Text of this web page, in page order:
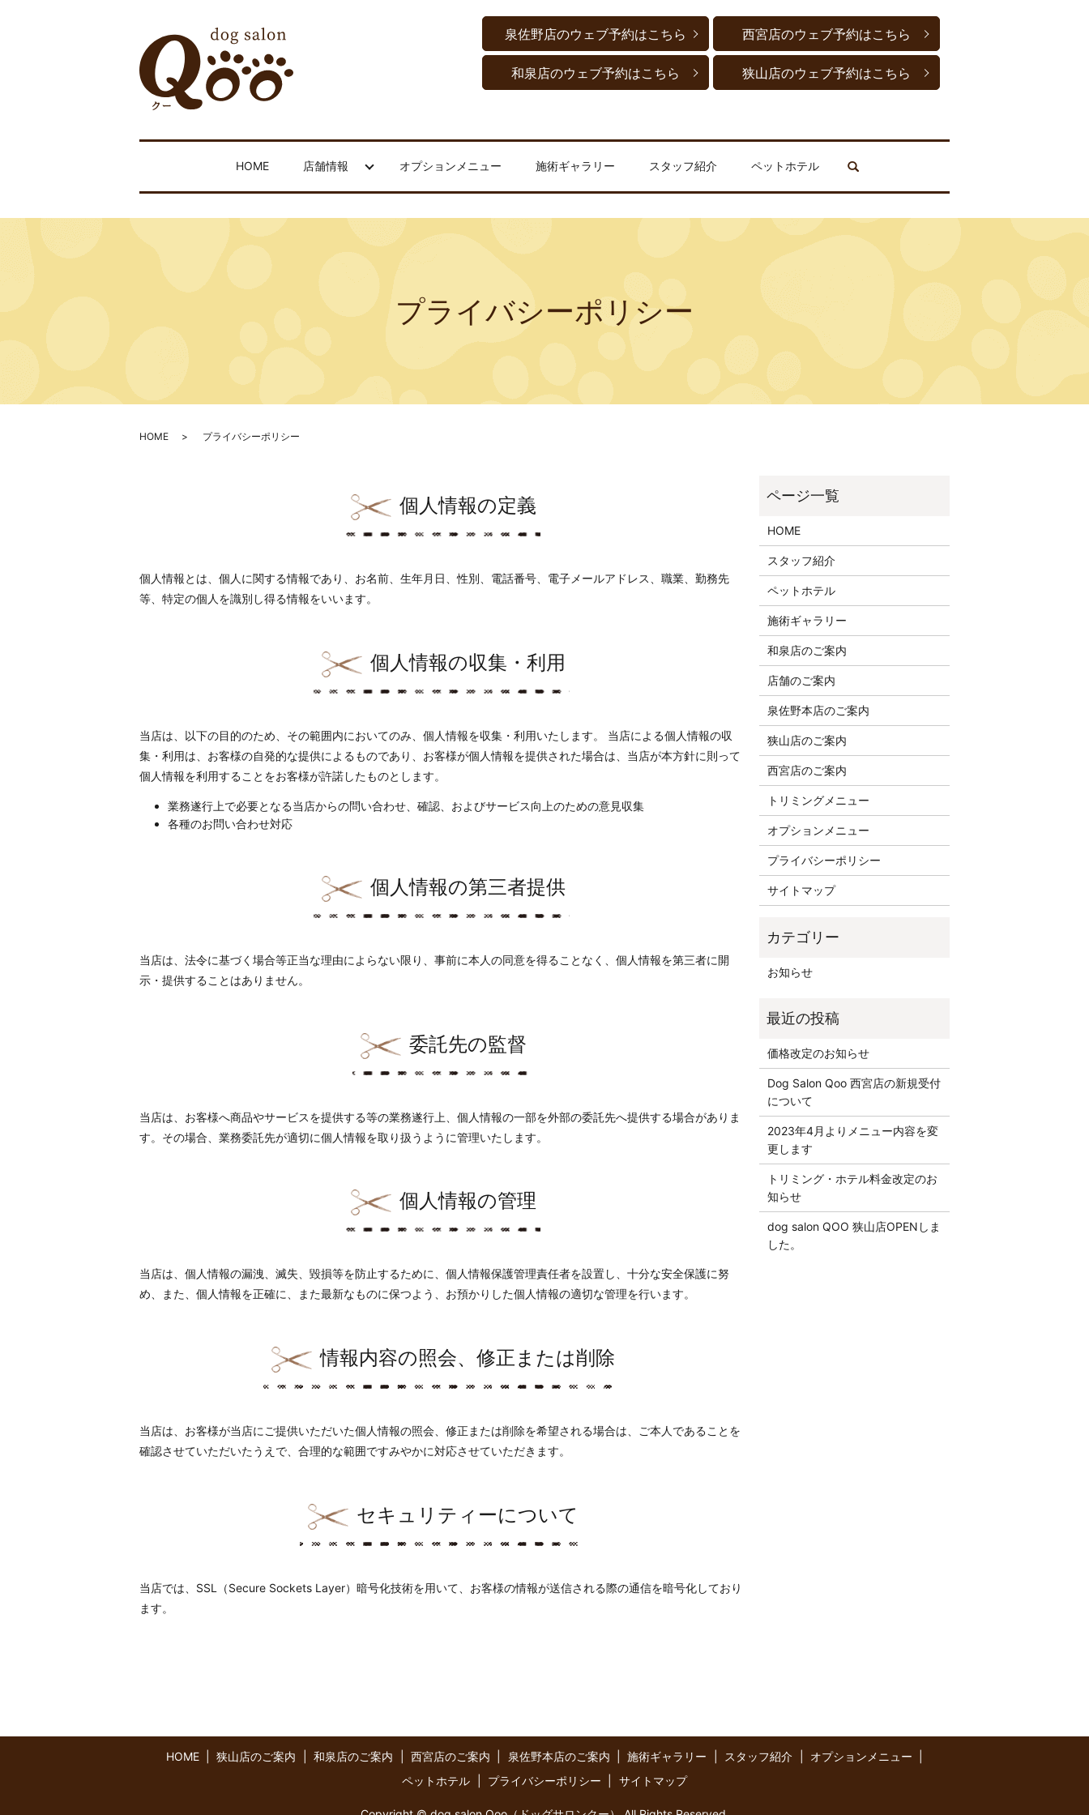
HOME 店舗情報 オプションメニュー 施術ギャラリー スタッフ紹介 ペットホテル search
泉佐野店のウェブ予約はこちら 西宮店のウェブ予約はこちら
和泉店のウェブ予約はこちら 狭山店のウェブ予約はこちら
プライバシーポリシー
HOME プライバシーポリシー
個人情報の定義
個人情報とは、個人に関する情報であり、お名前、生年月日、性別、電話番号、電子メールアドレス、職業、勤務先
等、特定の個人を識別し得る情報をいいます。
個人情報の収集・利用
当店は、以下の目的のため、その範囲内においてのみ、個人情報を収集・利用いたします。 当店による個人情報の収
集・利用は、お客様の自発的な提供によるものであり、お客様が個人情報を提供された場合は、当店が本方針に則って
個人情報を利用することをお客様が許諾したものとします。
業務遂行上で必要となる当店からの問い合わせ、確認、およびサービス向上のための意見収集
各種のお問い合わせ対応
個人情報の第三者提供
当店は、法令に基づく場合等正当な理由によらない限り、事前に本人の同意を得ることなく、個人情報を第三者に開
示・提供することはありません。
委託先の監督
当店は、お客様へ商品やサービスを提供する等の業務遂行上、個人情報の一部を外部の委託先へ提供する場合がありま
す。その場合、業務委託先が適切に個人情報を取り扱うように管理いたします。
個人情報の管理
当店は、個人情報の漏洩、滅失、毀損等を防止するために、個人情報保護管理責任者を設置し、十分な安全保護に努
め、また、個人情報を正確に、また最新なものに保つよう、お預かりした個人情報の適切な管理を行います。
情報内容の照会、修正または削除
当店は、お客様が当店にご提供いただいた個人情報の照会、修正または削除を希望される場合は、ご本人であることを
確認させていただいたうえで、合理的な範囲ですみやかに対応させていただきます。
セキュリティーについて
当店では、SSL（Secure Sockets Layer）暗号化技術を用いて、お客様の情報が送信される際の通信を暗号化しており
ます。
HOME
スタッフ紹介
ペットホテル
施術ギャラリー
和泉店のご案内
店舗のご案内
泉佐野本店のご案内
狭山店のご案内
西宮店のご案内
トリミングメニュー
オプションメニュー
プライバシーポリシー
サイトマップ
お知らせ
価格改定のお知らせ
Dog Salon Qoo 西宮店の新規受付
について
2023年4月よりメニュー内容を変
更します
トリミング・ホテル料金改定のお
知らせ
dog salon QOO 狭山店OPENしま
した。
HOME 狭山店のご案内 和泉店のご案内 西宮店のご案内 泉佐野本店のご案内 施術ギャラリー スタッフ紹介
オプションメニュー
ペットホテル
プライバシーポリシー サイトマップ